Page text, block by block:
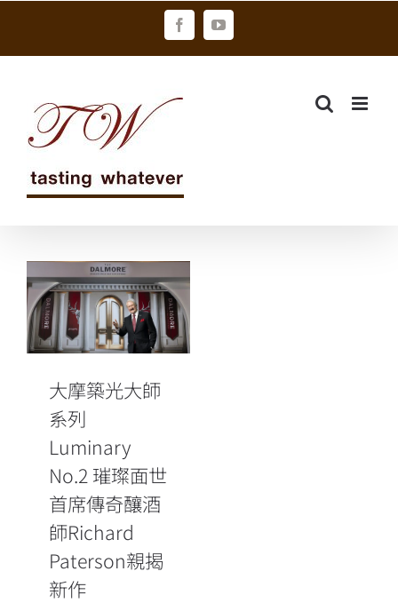
FacebookYouTube
系列
Luminary
No.2 璀璨面世
首席傳奇釀酒
Paterson親揭
大摩築光大師
系列
Luminary
No.2 璀璨面世
首席傳奇釀酒
師Richard
Paterson親揭
新作